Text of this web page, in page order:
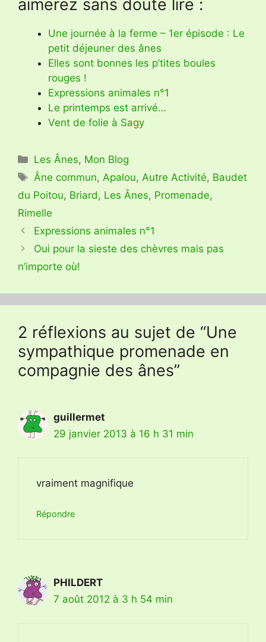
aimerez sans doute lire :
Une journée à la ferme – 1er épisode : Le
petit déjeuner des ânes
Elles sont bonnes les p’tites boules
rouges !
Expressions animales n°1
Le printemps est arrivé…
Vent de folie à Sagy
Catégories
Les Ânes, Mon Blog
Étiquettes
Âne commun, Apalou, Autre Activité, Baudet
du Poitou, Briard , Les Ânes, Promenade,
Rimelle
Expressions animales n°1
Oui pour la sieste des chèvres mais pas
n’importe où!
2 réflexions au sujet de “Une
sympathique promenade en
compagnie des ânes”
guillermet
29 janvier 2013 à 16 h 31 min
vraiment magnifique
Répondre
PHILDERT
7 août 2012 à 3 h 54 min